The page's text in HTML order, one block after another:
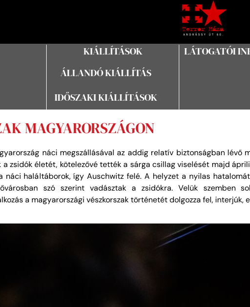
KIÁLLÍTÁSOK
ÁLLANDÓ KIÁLLÍTÁS
IDŐSZAKI KIÁLLÍTÁSOK
LÁTOGATÓI
MAGYARORSZÁGON
náci megszállásával az addig relatív biztonságban lévő
a zsidók életét, kötelezővé tették a sárga csillag viselését majd
náci haláltáborok, így Auschwitz felé. A helyzet a nyilas
szó szerint vadásztak a zsidókra. Velük szemben
a magyarországi vészkorszak történetét dolgozza fel,